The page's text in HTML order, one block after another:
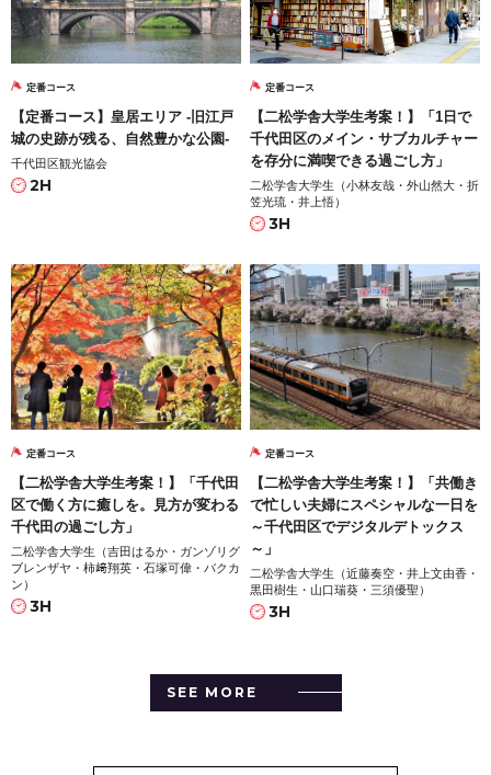
定番コース
【定番コース】皇居エリア -旧江戸
城の史跡が残る、自然豊かな公園-
千代田区観光協会
2H
定番コース
【二松学舎大学生考案！】「1日で
千代田区のメイン・サブカルチャー
を存分に満喫できる過ごし方」
二松学舎大学生（小林友哉・外山然大・折
笠光琉・井上悟）
3H
定番コース
【二松学舎大学生考案！】「千代田
区で働く方に癒しを。見方が変わる
千代田の過ごし方」
二松学舎大学生（吉田はるか・ガンゾリグ
ブレンザヤ・柿﨑翔英・石塚可偉・バクカ
ン）
3H
定番コース
【二松学舎大学生考案！】「共働き
で忙しい夫婦にスペシャルな一日を
～千代田区でデジタルデトックス
～」
二松学舎大学生（近藤奏空・井上文由香・
黒田樹生・山口瑞葵・三須優聖）
3H
SEE MORE